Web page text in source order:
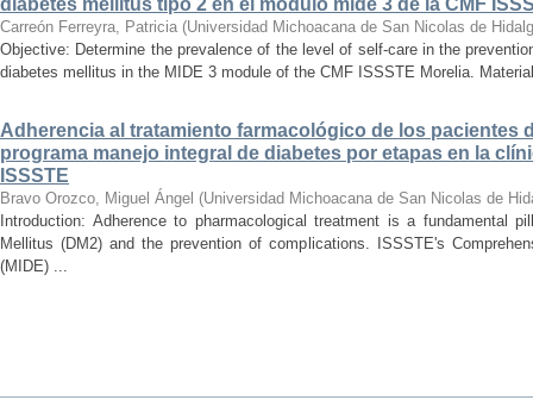
diabetes mellitus tipo 2 en el módulo mide 3 de la CMF
Carreón Ferreyra, Patricia (Universidad Michoacana de San Nicolas de
Objective: Determine the prevalence of the level of self-care in the
diabetes mellitus in the MIDE 3 module of the CMF ISSSTE Morelia.
Adherencia al tratamiento farmacológico de los pacientes
programa manejo integral de diabetes por etapas en la
ISSSTE
Bravo Orozco, Miguel Ángel (Universidad Michoacana de San Nicolas de
Introduction: Adherence to pharmacological treatment is a fundamental
Mellitus (DM2) and the prevention of complications. ISSSTE's
(MIDE) ...